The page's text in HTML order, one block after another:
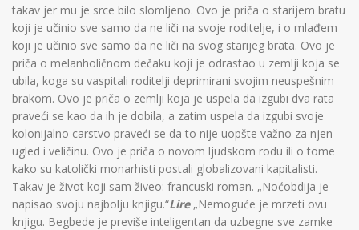
takav jer mu je srce bilo slomljeno. Ovo je priča o starijem bratu
koji je učinio sve samo da ne liči na svoje roditelje, i o mlađem
koji je učinio sve samo da ne liči na svog starijeg brata. Ovo je
priča o melanholičnom dečaku koji je odrastao u zemlji koja se
ubila, koga su vaspitali roditelji deprimirani svojim neuspešnim
brakom. Ovo je priča o zemlji koja je uspela da izgubi dva rata
praveći se kao da ih je dobila, a zatim uspela da izgubi svoje
kolonijalno carstvo praveći se da to nije uopšte važno za njen
ugled i veličinu. Ovo je priča o novom ljudskom rodu ili o tome
kako su katolički monarhisti postali globalizovani kapitalisti.
Takav je život koji sam živeo: francuski roman. „Noćobdija je
napisao svoju najbolju knjigu.“Lire„Nemoguće je mrzeti ovu
knjigu. Begbede je previše inteligentan da uzbegne sve zamke